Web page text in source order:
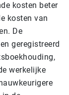
kosten beter
kosten van
De
geregistreerd
werkelijke